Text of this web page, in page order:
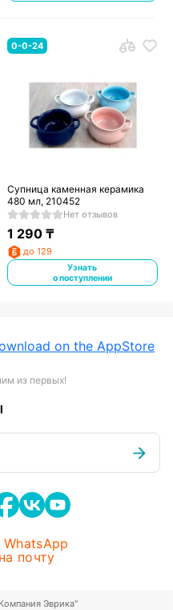
0-0-24
Супница каменная керамика
480 мл, 210452
Нет отзывов
1 290 ₸
до 129
Узнать
о поступлении
из первых!
почту
Эврика"